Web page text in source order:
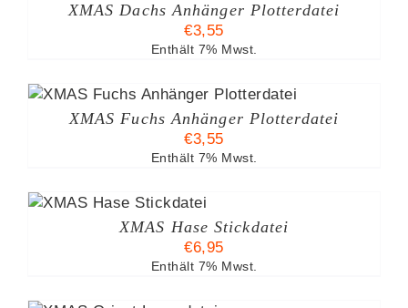
XMAS Dachs Anhänger Plotterdatei
€3,55
Enthält 7% Mwst.
XMAS Fuchs Anhänger Plotterdatei
€3,55
Enthält 7% Mwst.
XMAS Hase Stickdatei
€6,95
Enthält 7% Mwst.